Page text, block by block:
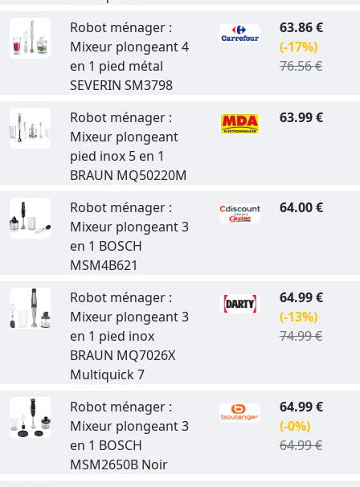
Robot ménager :
Mixeur plongeant 4
en 1 pied métal
SEVERIN SM3798
63.86 €
(-17%)
76.56 €
Robot ménager :
Mixeur plongeant
pied inox 5 en 1
BRAUN MQ50220M
63.99 €
Robot ménager :
Mixeur plongeant 3
en 1 BOSCH
MSM4B621
64.00 €
Robot ménager :
Mixeur plongeant 3
en 1 pied inox
BRAUN MQ7026X
Multiquick 7
64.99 €
(-13%)
74.99 €
Robot ménager :
Mixeur plongeant 3
en 1 BOSCH
MSM2650B Noir
64.99 €
(-0%)
64.99 €